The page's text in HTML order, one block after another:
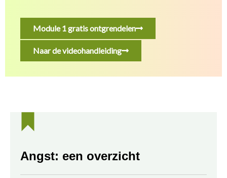
Module 1 gratis ontgrendelen
Naar de videohandleiding
Angst: een overzicht